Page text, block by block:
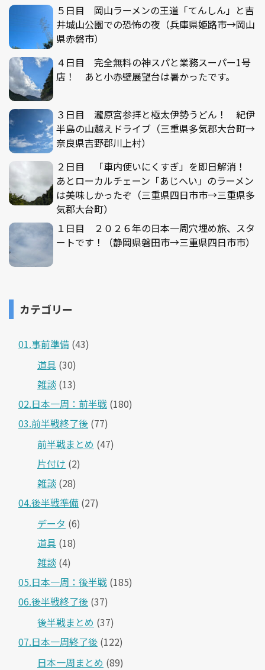
５日目 岡山ラーメンの王道「てんしん」と吉
井城山公園での恐怖の夜（兵庫県姫路市→岡山
県赤磐市）
４日目 完全無料の神スパと業務スーパー1号
店！ あと小赤壁展望台は暑かったです。
３日目 瀧原宮参拝と極太伊勢うどん！ 紀伊
半島の山越えドライブ（三重県多気郡大台町→
奈良県吉野郡川上村）
２日目 「車内使いにくすぎ」を即日解消！
あとローカルチェーン「あじへい」のラーメン
は美味しかったぞ（三重県四日市市→三重県多
気郡大台町）
１日目 ２０２６年の日本一周穴埋め旅、スタ
ートです！（静岡県磐田市→三重県四日市市）
カテゴリー
01.事前準備 (43)
道具 (30)
雑談 (13)
02.日本一周：前半戦 (180)
03.前半戦終了後 (77)
前半戦まとめ (47)
片付け (2)
雑談 (28)
04.後半戦準備 (27)
データ (6)
道具 (18)
雑談 (4)
05.日本一周：後半戦 (185)
06.後半戦終了後 (37)
後半戦まとめ (37)
07.日本一周終了後 (122)
日本一周まとめ (89)